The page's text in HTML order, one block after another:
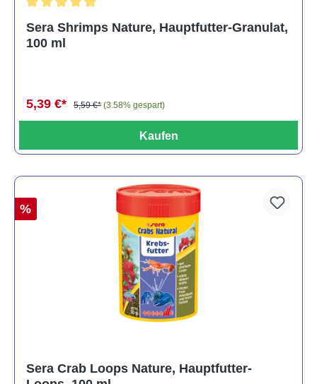
Sera Shrimps Nature, Hauptfutter-Granulat,
100 ml
5,39 €* 5,59 €* (3.58% gespart)
Kaufen
%
Sera Crab Loops Nature, Hauptfutter-